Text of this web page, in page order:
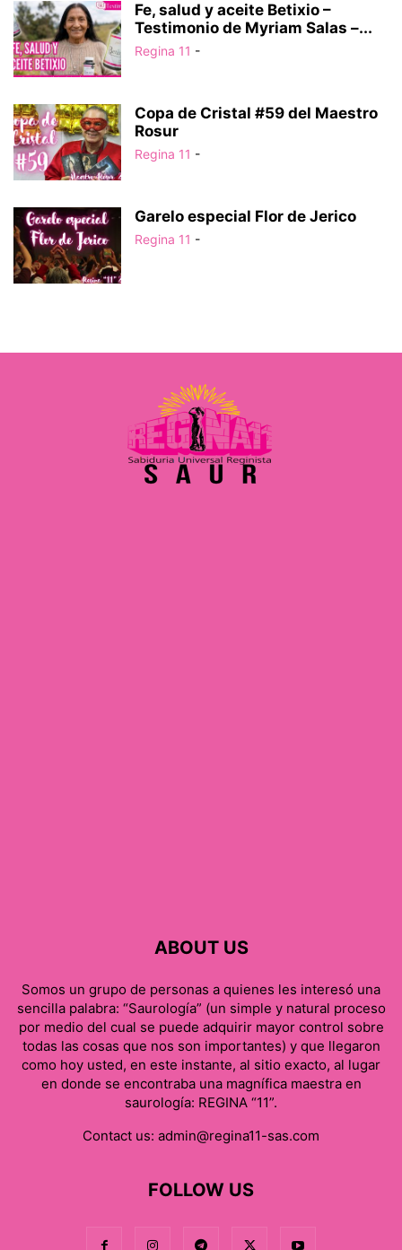
Fe, salud y aceite Betixio –
Testimonio de Myriam Salas –...
Regina 11 -
Copa de Cristal #59 del Maestro
Rosur
Regina 11 -
Garelo especial Flor de Jerico
Regina 11 -
ABOUT US
Somos un grupo de personas a quienes les interesó una
sencilla palabra: “Saurología” (un simple y natural proceso
por medio del cual se puede adquirir mayor control sobre
todas las cosas que nos son importantes) y que llegaron
como hoy usted, en este instante, al sitio exacto, al lugar
en donde se encontraba una magnífica maestra en
saurología: REGINA “11”.
Contact us: admin@regina11-sas.com
FOLLOW US